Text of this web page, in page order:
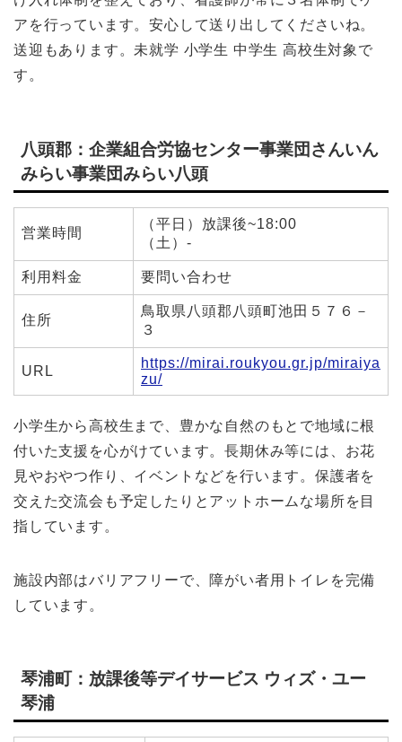
アを行っています。安心して送り出してくださいね。
送迎もあります。未就学 小学生 中学生 高校生対象で
す。
八頭郡：企業組合労協センター事業団さんいん
みらい事業団みらい八頭
営業時間
（平日）放課後~18:00
（土）-
利用料金 要問い合わせ
住所
鳥取県八頭郡八頭町池田５７６－
３
URL
https://mirai.roukyou.gr.jp/miraiya
zu/
小学生から高校生まで、豊かな自然のもとで地域に根
付いた支援を心がけています。長期休み等には、お花
見やおやつ作り、イベントなどを行います。保護者を
交えた交流会も予定したりとアットホームな場所を目
指しています。
施設内部はバリアフリーで、障がい者用トイレを完備
しています。
琴浦町：放課後等デイサービス ウィズ・ユー
琴浦